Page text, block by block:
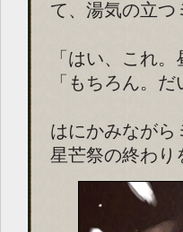
て、湯気の立つ
「はい、これ
「もちろん。
はにかみながら
星芒祭の終わり